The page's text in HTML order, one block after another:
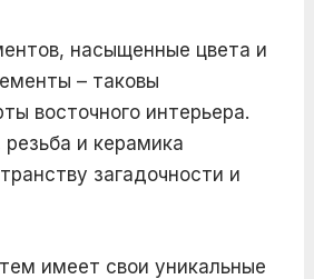
насыщенные цвета и
– таковы
восточного интерьера.
и керамика
загадочности и
имеет свои уникальные